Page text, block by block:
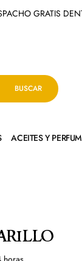
GRATIS DENTRO
BUSCAR
ACEITES Y